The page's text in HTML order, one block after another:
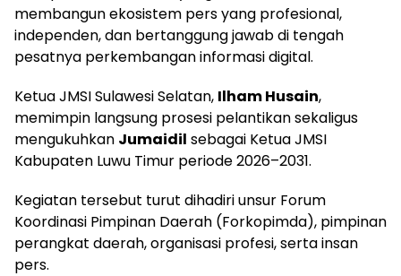
membangun ekosistem pers yang profesional,
independen, dan bertanggung jawab di tengah
pesatnya perkembangan informasi digital.
Ketua JMSI Sulawesi Selatan, Ilham Husain,
memimpin langsung prosesi pelantikan sekaligus
mengukuhkan Jumaidil sebagai Ketua JMSI
Kabupaten Luwu Timur periode 2026–2031.
Kegiatan tersebut turut dihadiri unsur Forum
Koordinasi Pimpinan Daerah (Forkopimda), pimpinan
perangkat daerah, organisasi profesi, serta insan
pers.